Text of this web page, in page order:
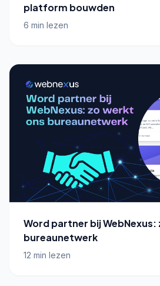
platform bouwden
6 min lezen
Word partner bij WebNexus:
bureaunetwerk
12 min lezen